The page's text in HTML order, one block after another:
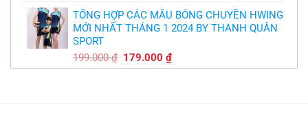
là:
179.000 ₫.
tại
là:
TỔNG HỢP CÁC MẪU BÓNG CHUYỀN HWING
MỚI NHẤT THÁNG 1 2024 BY THANH QUÂN
SPORT
199.000₫ Giá
gốc
179.000₫Giá
hiện